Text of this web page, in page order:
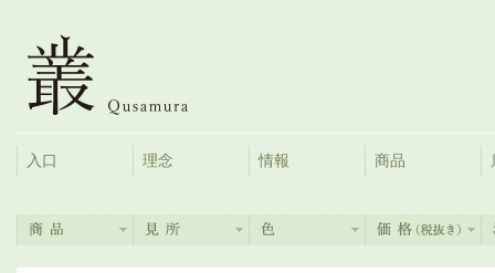
入口 理念 情報 商品